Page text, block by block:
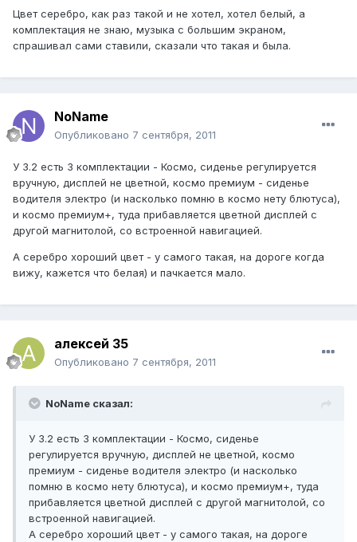
Цвет серебро, как раз такой и не хотел, хотел белый, а
комплектация не знаю, музыка с большим экраном,
спрашивал сами ставили, сказали что такая и была.
NoName
Опубликовано 7 сентября, 2011
У 3.2 есть 3 комплектации - Космо, сиденье регулируется
вручную, дисплей не цветной, космо премиум - сиденье
водителя электро (и насколько помню в космо нету блютуса),
и космо премиум+, туда прибавляется цветной дисплей с
другой магнитолой, со встроенной навигацией.
А серебро хороший цвет - у самого такая, на дороге когда
вижу, кажется что белая) и пачкается мало.
алексей 35
Опубликовано 7 сентября, 2011
NoName сказал:
У 3.2 есть 3 комплектации - Космо, сиденье
регулируется вручную, дисплей не цветной, космо
премиум - сиденье водителя электро (и насколько
помню в космо нету блютуса), и космо премиум+, туда
прибавляется цветной дисплей с другой магнитолой, со
встроенной навигацией.
А серебро хороший цвет - у самого такая, на дороге